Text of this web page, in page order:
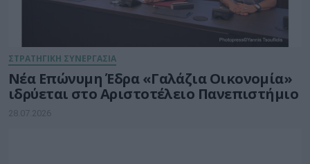
ΣΤΡΑΤΗΓΙΚΗ ΣΥΝΕΡΓΑΣΙΑ
Νέα Επώνυμη Έδρα «Γαλάζια Οικονομία»
ιδρύεται στο Αριστοτέλειο Πανεπιστήμιο
28.07.2026